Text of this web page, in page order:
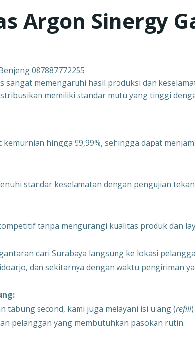
Argon Sinergy
087887772255
sangat memengaruhi hasil produksi dan
memiliki standar mutu yang tinggi
hingga 99,99%, sehingga dapat
standar keselamatan dengan pengujian
tanpa mengurangi kualitas produk dan
dari Surabaya langsung ke lokasi
dan sekitarnya dengan waktu pengiriman
tabung second, kami juga melayani isi ulang (refill
pelanggan yang membutuhkan pasokan rutin.